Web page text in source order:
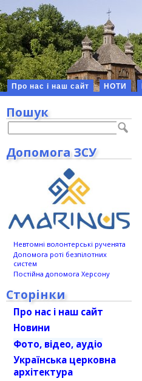
Про нас і наш сайт НОТИ
Пошук
Допомога ЗСУ
Невтомні волонтерські рученята
Допомога роті безпілотних
систем
Постійна допомога Херсону
Сторінки
Про нас і наш сайт
Новини
Фото, відео, аудіо
Українська церковна
архітектура